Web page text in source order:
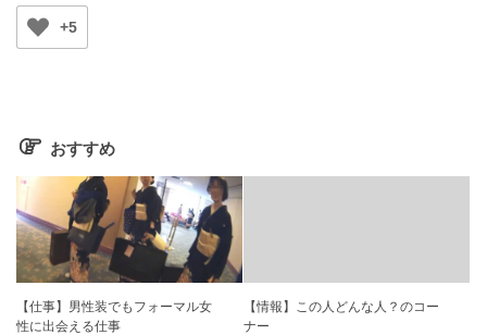
+5
おすすめ
【仕事】男性装でもフォーマル女
性に出会える仕事
【情報】この人どんな人？のコー
ナー